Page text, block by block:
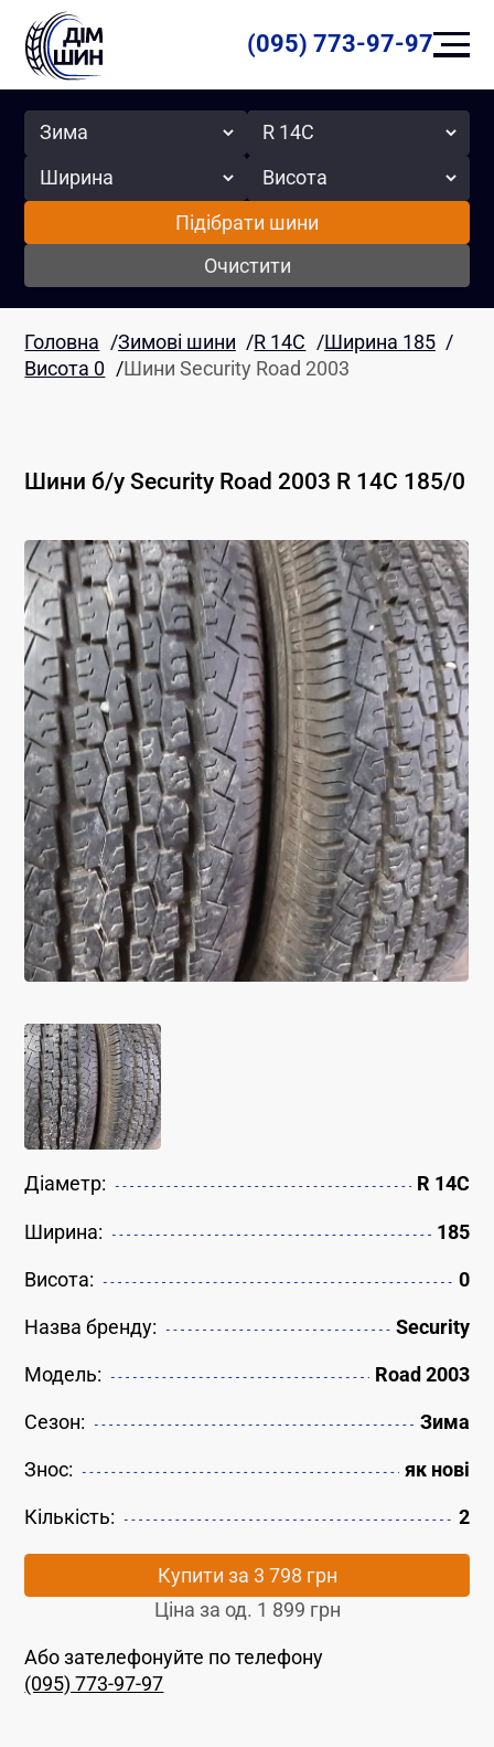
(095) 773-97-97
Сезон Радіус
Ширина Висота
Підібрати шини
Очистити
Головна /Зимові шини /R 14C /Ширина 185 /
Висота 0 /Шини Security Road 2003
Шини б/уSecurity Road 2003 R 14C 185/0
Діаметр: R 14C
Ширина: 185
Висота: 0
Назва бренду: Security
Модель: Road 2003
Сезон: Зима
Знос: як новi
Кількість: 2
Купити за 3 798 грн
Ціна за од. 1 899 грн
Або зателефонуйте по телефону
(095) 773-97-97